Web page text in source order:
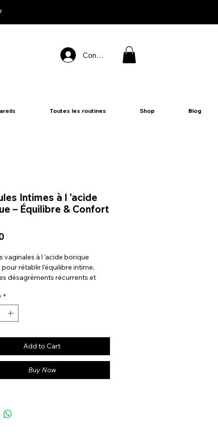
Connexion
Toutes les routines Shop Blog
Intimes à l 'acide
– Équilibre & Confort
vaginales à l 'acide borique
rétablir l’équilibre intime,
désagréments récurrents et
un soutien adapté en cas
gênantes, d’humidité excessive,
ou de déséquilibre de la flore.
*
Add to Cart
Buy Now